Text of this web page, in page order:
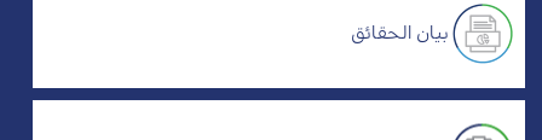
بيان الحقائق